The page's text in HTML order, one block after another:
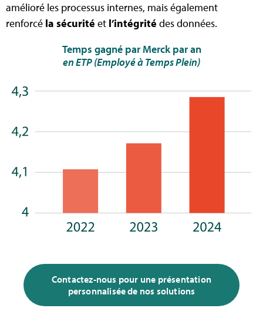
amélioré les processus internes, mais également
renforcé la sécurité et l’intégrité des données.
Temps gagné par Merck par an
en ETP (Employé à Temps Plein)
Contactez-nous pour une présentation
personnalisée de nos solutions